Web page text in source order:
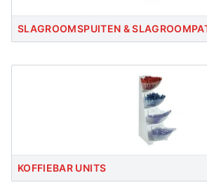
SLAGROOMSPUITEN &
KOFFIEBAR UNITS